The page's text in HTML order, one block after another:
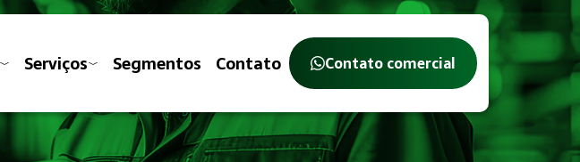
Serviços Segmentos Contato Contato comercial